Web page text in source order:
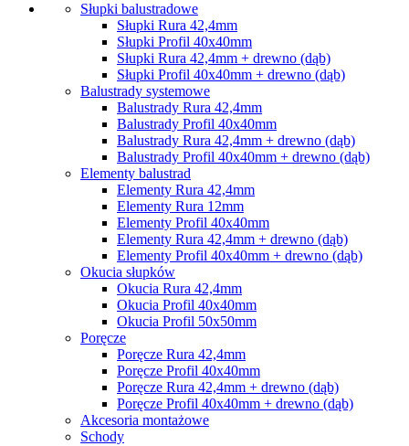
Słupki balustradowe
Słupki Rura 42,4mm
Słupki Profil 40x40mm
Słupki Rura 42,4mm + drewno (dąb)
Słupki Profil 40x40mm + drewno (dąb)
Balustrady systemowe
Balustrady Rura 42,4mm
Balustrady Profil 40x40mm
Balustrady Rura 42,4mm + drewno (dąb)
Balustrady Profil 40x40mm + drewno (dąb)
Elementy balustrad
Elementy Rura 42,4mm
Elementy Rura 12mm
Elementy Profil 40x40mm
Elementy Rura 42,4mm + drewno (dąb)
Elementy Profil 40x40mm + drewno (dąb)
Okucia słupków
Okucia Rura 42,4mm
Okucia Profil 40x40mm
Okucia Profil 50x50mm
Poręcze
Poręcze Rura 42,4mm
Poręcze Profil 40x40mm
Poręcze Rura 42,4mm + drewno (dąb)
Poręcze Profil 40x40mm + drewno (dąb)
Akcesoria montażowe
Schody